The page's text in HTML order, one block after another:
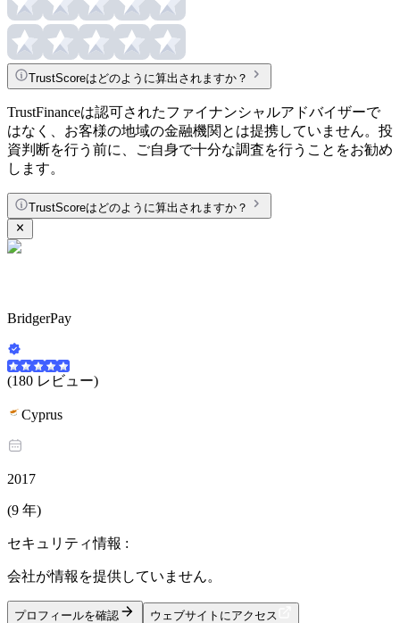
TrustScoreはどのように算出されますか？
TrustFinanceは認可されたファイナンシャルアドバイザーで
はなく、お客様の地域の金融機関とは提携していません。投
資判断を行う前に、ご自身で十分な調査を行うことをお勧め
します。
TrustScoreはどのように算出されますか？
BridgerPay
(180 レビュー)
Cyprus
2017
(9 年)
セキュリティ情報 :
会社が情報を提供していません。
プロフィールを確認 ウェブサイトにアクセス